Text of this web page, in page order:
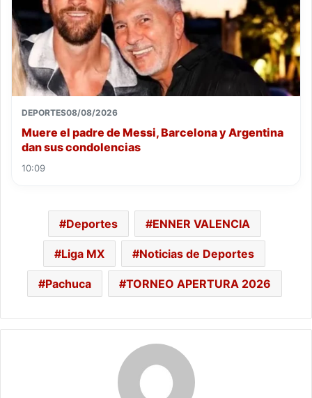
DEPORTES08/08/2026
Muere el padre de Messi, Barcelona y Argentina
dan sus condolencias
10:09
Deportes ENNER VALENCIA
Liga MX Noticias de Deportes
Pachuca TORNEO APERTURA 2026